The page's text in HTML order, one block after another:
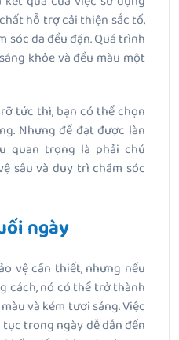
hỗ trợ cải thiện sắc tố,
sóc da đều đặn. Quá trình
khỏe và đều màu một
tức thì, bạn có thể chọn
Nhưng để đạt được làn
quan trọng là phải chú
sâu và duy trì chăm sóc
ngày
vệ cần thiết, nhưng nếu
cách, nó có thể trở thành
và kém tươi sáng. Việc
trong ngày dễ dẫn đến